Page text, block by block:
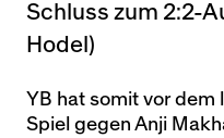
Schluss zum 2:2-
Hodel)
YB hat somit vor dem
Spiel gegen Anji